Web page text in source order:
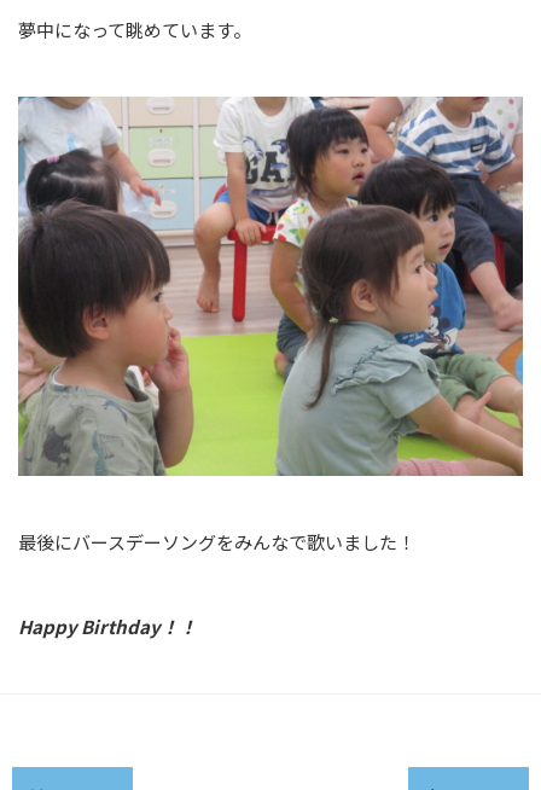
夢中になって眺めています。
最後にバースデーソングをみんなで歌いました！
Happy Birthday！！